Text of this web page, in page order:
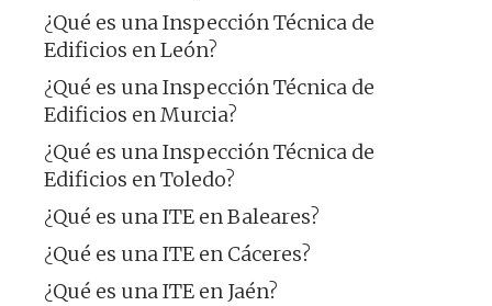
¿Qué es una Inspección Técnica de
Edificios en León?
¿Qué es una Inspección Técnica de
Edificios en Murcia?
¿Qué es una Inspección Técnica de
Edificios en Toledo?
¿Qué es una ITE en Baleares?
¿Qué es una ITE en Cáceres?
¿Qué es una ITE en Jaén?